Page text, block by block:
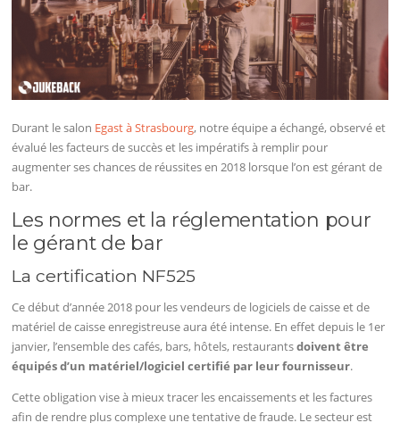
Durant le salon Egast à Strasbourg, notre équipe a échangé, observé et
évalué les facteurs de succès et les impératifs à remplir pour
augmenter ses chances de réussites en 2018 lorsque l’on est gérant de
bar.
Les normes et la réglementation pour
le gérant de bar
La certification NF525
Ce début d’année 2018 pour les vendeurs de logiciels de caisse et de
matériel de caisse enregistreuse aura été intense. En effet depuis le 1er
janvier, l’ensemble des cafés, bars, hôtels, restaurantsdoivent être
équipés d’un matériel/logiciel certifié par leur fournisseur.
Cette obligation vise à mieux tracer les encaissements et les factures
afin de rendre plus complexe une tentative de fraude. Le secteur est